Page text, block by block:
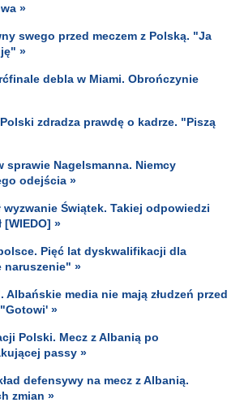
»
swego przed meczem z Polską. "Ja
»
debla w Miami. Obrończynie
zdradza prawdę o kadrze. "Piszą
sprawie Nagelsmanna. Niemcy
odejścia »
wyzwanie Świątek. Takiej odpowiedzi
[WIEDO] »
Pięć lat dyskwalifikacji dla
naruszenie" »
media nie mają złudzeń przed
»
Polski. Mecz z Albanią po
passy »
defensywy na mecz z Albanią.
zmian »